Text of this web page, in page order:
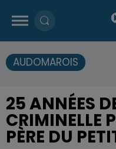
AUDOMAROIS
25 ANNÉES
CRIMINELLE
PÈRE DU